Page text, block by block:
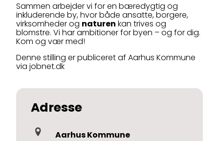
Sammen arbejder vi for en bæredygtig og
inkluderende by, hvor både ansatte, borgere,
virksomheder og naturen kan trives og
blomstre. Vi har ambitioner for byen – og for dig.
Kom og vær med!
Denne stilling er publiceret af Aarhus Kommune
via jobnet.dk
Adresse
Aarhus Kommune